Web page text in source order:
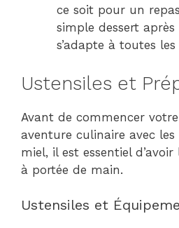
ce soit pour un
simple dessert
s’adapte à toutes
Ustensiles et
Avant de commencer
aventure culinaire avec les
miel, il est essentiel
à portée de main.
Ustensiles et